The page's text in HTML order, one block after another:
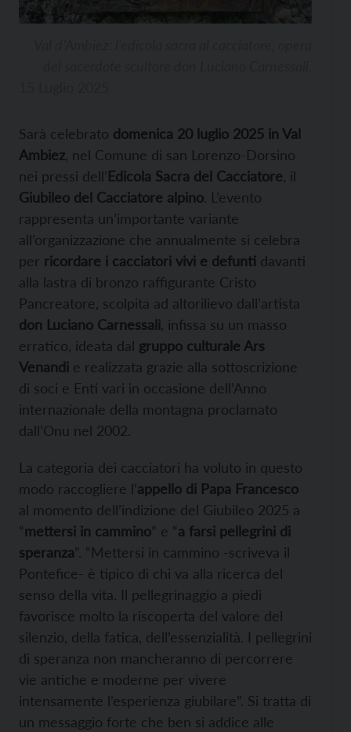
Sarà celebrato domenica 20 luglio 2025 in Val
Ambiez , nel Comune di san Lorenzo-Dorsino
nei pressi dell’Edicola Sacra del Cacciatore , il
Giubileo del Cacciatore alpino. L’evento
rappresenta un’importante variante
all’organizzazione che annualmente si celebra
per ricordare i cacciatori vivi e defunti davanti
alla lastra di bronzo raffigurante Cristo
Pancreatore, scolpita ad altorilievo dall’artista
don Luciano Carnessali , infissa su un masso
erratico, ideata dal gruppo culturale Ars
Venandi e realizzata grazie alla sottoscrizione
di soci e Enti vari in occasione dell’Anno
internazionale della montagna proclamato
dall’Onu nel 2002.
La categoria dei cacciatori ha voluto in questo
modo raccogliere l’appello di Papa Francesco
al momento dell’indizione del Giubileo 2025 a
“mettersi in cammino” e “a farsi pellegrini di
speranza”. “Mettersi in cammino -scriveva il
Pontefice- è tipico di chi va alla ricerca del
senso della vita. Il pellegrinaggio a piedi
favorisce molto la riscoperta del valore del
silenzio, della fatica, dell’essenzialità. I pellegrini
di speranza non mancheranno di percorrere
vie antiche e moderne per vivere
intensamente l’esperienza giubilare”. Si tratta di
un messaggio forte che ben si addice alle